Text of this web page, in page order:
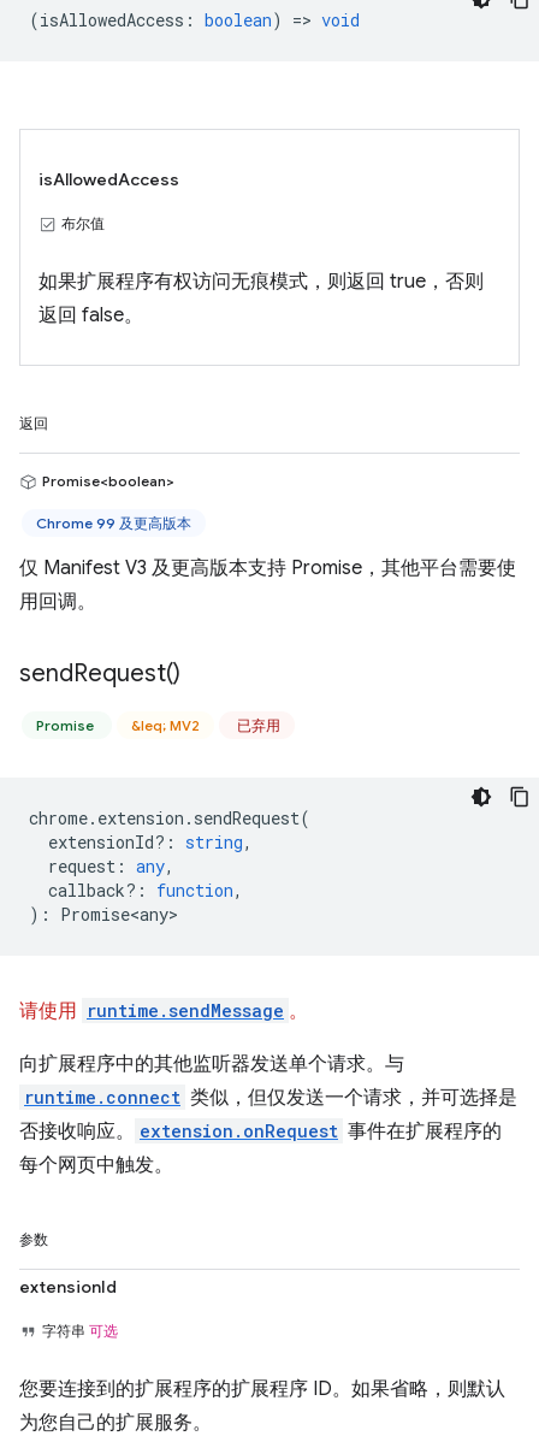
(isAllowedAccess : boolean) => void
isAllowedAccess
布尔值
如果扩展程序有权访问无痕模式，则返回 true，否则
返回 false。
返回
Promise<boolean>
Chrome 99 及更高版本
仅 Manifest V3 及更高版本支持 Promise，其他平台需要使
用回调。
sendRequest()
Promise &leq; MV2 已弃用
chrome. extension . sendRequest(
extensionId? : string,
request : any,
callback? : function,
) : Promise<any>
请使用 runtime.sendMessage 。
向扩展程序中的其他监听器发送单个请求。与
runtime.connect 类似，但仅发送一个请求，并可选择是
否接收响应。
extension.onRequest 事件在扩展程序的
每个网页中触发。
参数
extensionId
字符串 可选
您要连接到的扩展程序的扩展程序 ID。如果省略，则默认
为您自己的扩展服务。